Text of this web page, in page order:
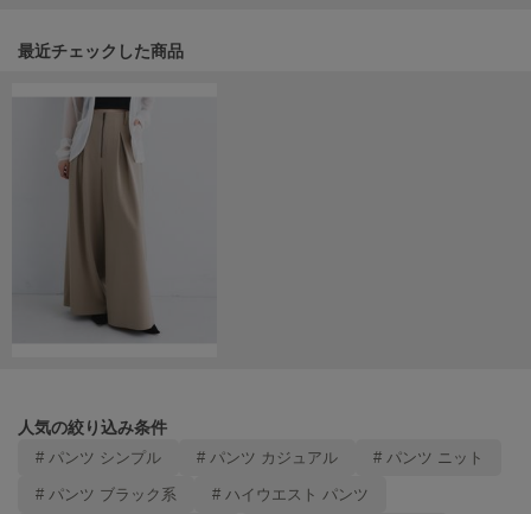
nezu
ネズ
NOWNS
Onitsuka Tiger
オニツカ タイガー
ORGUE
オルグ
関連記事
最近チェックした商品
人気の絞り込み条件
# パンツ シンプル # パンツ カジュアル # パンツ ニット
# パンツ ブラック系 # ハイウエスト パンツ